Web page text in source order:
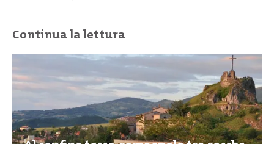
Continua la lettura